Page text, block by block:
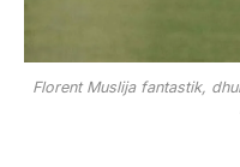
Florent Muslija fantastik,